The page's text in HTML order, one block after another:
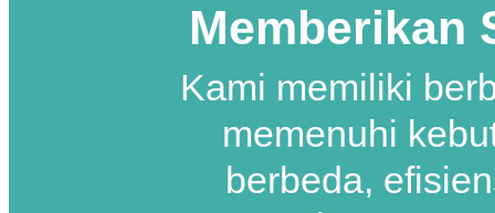
Memberikan
Kami memiliki
memenuhi
berbeda,